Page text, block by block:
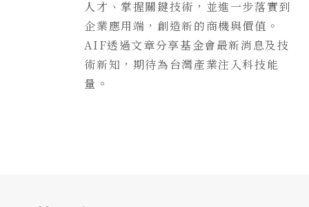
人才、掌握關鍵技術，並進一步落實到
企業應用端，創造新的商機與價值。
AIF透過文章分享基金會最新消息及技
術新知，期待為台灣產業注入科技能
量。